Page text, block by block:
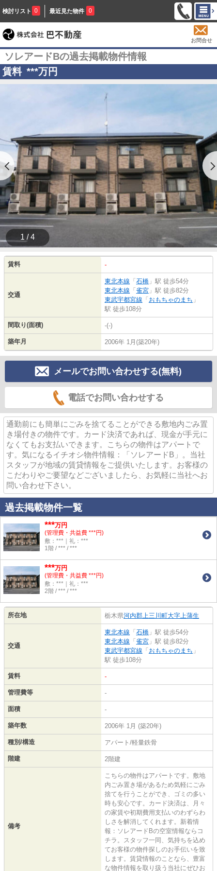
検討リスト 0 最近見た物件 0
お問合せ
ソレアードBの過去掲載物件情報
賃料 ***万円
1 / 4
賃料 -
交通
東北本線 「 石橋 」駅 徒歩54分
東北本線 「 雀宮 」駅 徒歩82分
東武宇都宮線 「 おもちゃのまち 」
駅 徒歩108分
間取り(面積) -(-)
築年月 2006年 1月(築20年)
メールでお問い合わせする(無料)
電話でお問い合わせする
通勤前にも簡単にごみを捨てることができる敷地内ごみ置
き場付きの物件です。カード決済であれば、現金が手元に
なくてもお支払いできます。こちらの物件はアパートで
す。気になるイチオシ物件情報：「ソレアードB」。当社
スタッフが地域の賃貸情報をご提供いたします。お客様の
こだわりやご要望などございましたら、お気軽に当社へお
問い合わせ下さい。
過去掲載物件一覧
***万円
(管理費・共益費 ***円)
敷：***｜礼：***
1階 / *** / ***
***万円
(管理費・共益費 ***円)
敷：***｜礼：***
2階 / *** / ***
所在地 栃木県河内郡上三川町大字上蒲生
交通
東北本線 「 石橋 」駅 徒歩54分
東北本線 「 雀宮 」駅 徒歩82分
東武宇都宮線 「 おもちゃのまち 」
駅 徒歩108分
賃料 -
管理費等 -
面積 -
築年数 2006年 1月 (築20年)
種別/構造 アパート/軽量鉄骨
階建 2階建
備考
こちらの物件はアパートです。敷地
内ごみ置き場があるため気軽にごみ
捨てを行うことができ、ゴミの多い
時も安心です。カード決済は、月々
の家賃や初期費用支払いのわずらわ
しさを解消してくれます。新着情
報：ソレアードBの空室情報ならコ
チラ。スタッフ一同、気持ちを込め
てお客様の物件探しのお手伝いを致
します。賃貸情報のことなら、豊富
な物件情報を取り扱う当社にぜひお